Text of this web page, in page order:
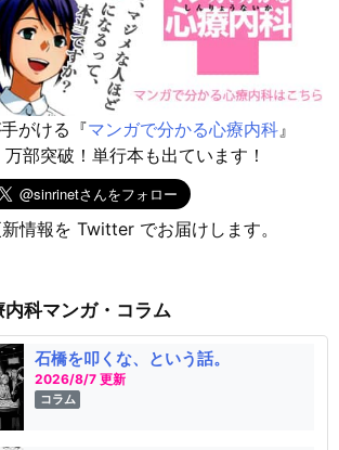
がける『マンガで分かる心療内科 』
部突破！単行本も出ています！
情報を Twitter でお届けします。
内科マンガ・コラム
石橋を叩くな、という話。
2026/8/7 更新
コラム